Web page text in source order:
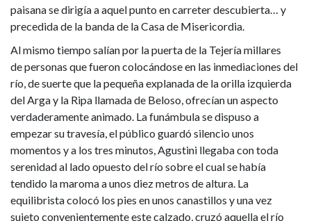
paisana se dirigía a aquel punto en carreter descubierta… y
precedida de la banda de la Casa de Misericordia.
Al mismo tiempo salían por la puerta de la Tejería millares
de personas que fueron colocándose en las inmediaciones del
río, de suerte que la pequeña explanada de la orilla izquierda
del Arga y la Ripa llamada de Beloso, ofrecían un aspecto
verdaderamente animado. La funámbula se dispuso a
empezar su travesía, el público guardó silencio unos
momentos y a los tres minutos, Agustini llegaba con toda
serenidad al lado opuesto del río sobre el cual se había
tendido la maroma a unos diez metros de altura. La
equilibrista colocó los pies en unos canastillos y una vez
sujeto convenientemente este calzado, cruzó aquella el río